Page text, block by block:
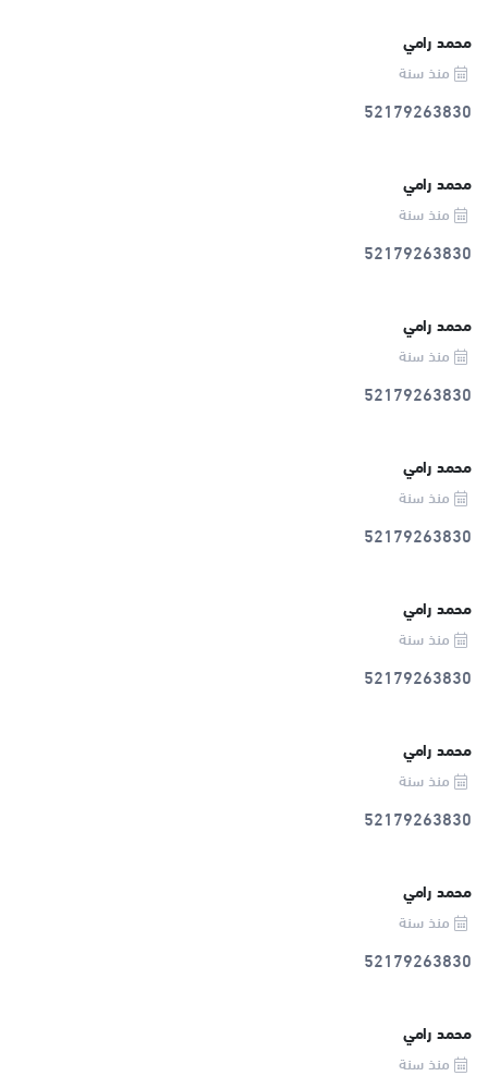
محمد رامي
منذ سنة
52179263830
محمد رامي
منذ سنة
52179263830
محمد رامي
منذ سنة
52179263830
محمد رامي
منذ سنة
52179263830
محمد رامي
منذ سنة
52179263830
محمد رامي
منذ سنة
52179263830
محمد رامي
منذ سنة
52179263830
محمد رامي
منذ سنة